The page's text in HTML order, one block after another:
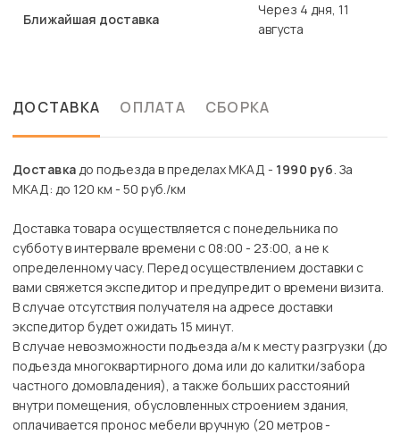
Ближайшая доставка
Через 4 дня, 11
августа
ДОСТАВКА ОПЛАТА СБОРКА
Доставкадо подъезда в пределах МКАД - 1990 руб. За
МКАД: до 120 км - 50 руб./км
Доставка товара осуществляется с понедельника по
субботу в интервале времени с 08:00 - 23:00, а не к
определенному часу. Перед осуществлением доставки с
вами свяжется экспедитор и предупредит о времени визита.
В случае отсутствия получателя на адресе доставки
экспедитор будет ожидать 15 минут.
В случае невозможности подъезда а/м к месту разгрузки (до
подъезда многоквартирного дома или до калитки/забора
частного домовладения), а также больших расстояний
внутри помещения, обусловленных строением здания,
оплачивается пронос мебели вручную (20 метров -